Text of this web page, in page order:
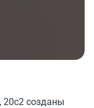
20с2 созданы